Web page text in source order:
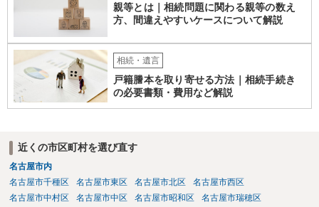
親等とは｜相続問題に関わる親等の数え
方、間違えやすいケースについて解説
相続・遺言
戸籍謄本を取り寄せる方法｜相続手続き
の必要書類・費用など解説
近くの市区町村を選び直す
名古屋市内
名古屋市千種区
名古屋市東区 名古屋市北区
名古屋市西区
名古屋市中村区
名古屋市中区 名古屋市昭和区
名古屋市瑞穂区